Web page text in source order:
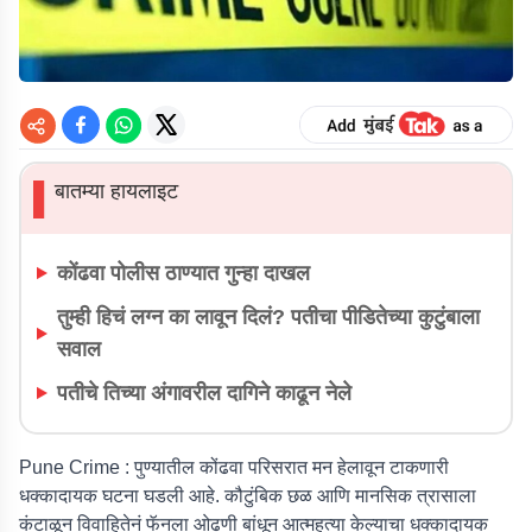
▌बातम्या हायलाइट
कोंढवा पोलीस ठाण्यात गुन्हा दाखल
तुम्ही हिचं लग्न का लावून दिलं? पतीचा पीडितेच्या कुटुंबाला
सवाल
पतीचे तिच्या अंगावरील दागिने काढून नेले
Pune Crime : पुण्यातील कोंढवा परिसरात मन हेलावून टाकणारी
धक्कादायक घटना घडली आहे. कौटुंबिक छळ आणि मानसिक त्रासाला
कंटाळून विवाहितेनं फॅनला ओढणी बांधून आत्महत्या केल्याचा धक्कादायक